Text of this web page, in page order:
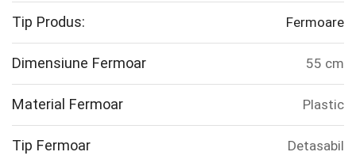
Tip Produs: Fermoare
Dimensiune Fermoar 55 cm
Material Fermoar Plastic
Tip Fermoar Detasabil